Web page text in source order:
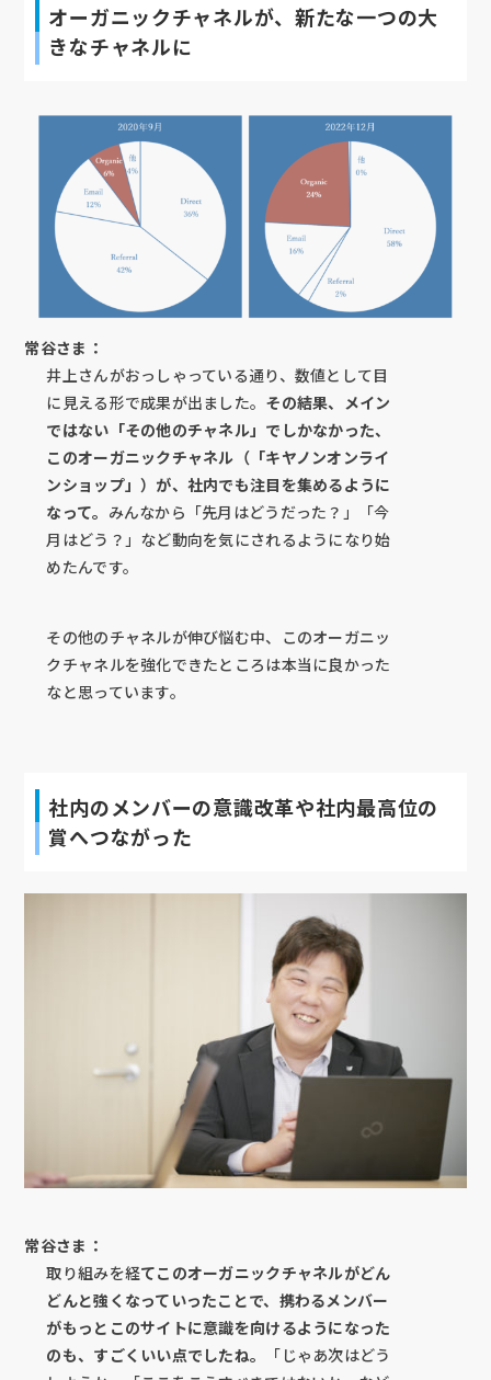
オーガニックチャネルが、新たな一つの大
きなチャネルに
常谷さま：
井上さんがおっしゃっている通り、数値として目
に見える形で成果が出ました。 その結果、メイン
ではない「その他のチャネル」でしかなかった、
このオーガニックチャネル（「キヤノンオンライ
ンショップ」）が、社内でも注目を集めるように
なって。 みんなから「先月はどうだった？」「今
月はどう？」など動向を気にされるようになり始
めたんです。
その他のチャネルが伸び悩む中、このオーガニッ
クチャネルを強化できたところは本当に良かった
なと思っています。
社内のメンバーの意識改革や社内最高位の
賞へつながった
常谷さま：
取り組みを経てこのオーガニックチャネルがどん
どんと強くなっていったことで、携わるメンバー
がもっとこのサイトに意識を向けるようになった
のも、すごくいい点でしたね。
「じゃあ次はどう